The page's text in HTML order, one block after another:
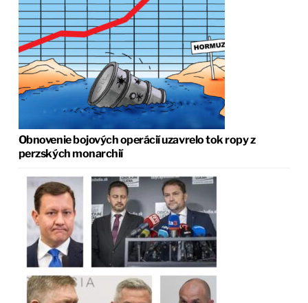
Obnovenie bojových operácií uzavrelo tok ropy z
perzských monarchií